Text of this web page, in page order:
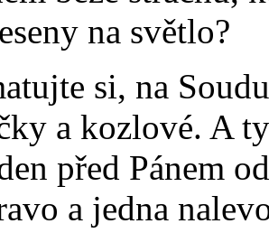
na světlo?
si, na
a kozlové. A
před Pánem
a jedna